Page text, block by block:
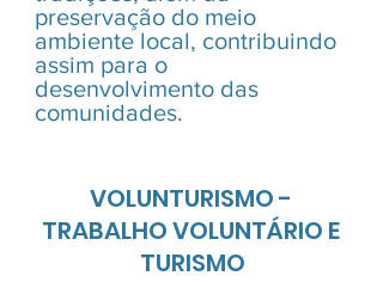
preservação do meio
ambiente local, contribuindo
assim para o
desenvolvimento das
comunidades.
VOLUNTURISMO -
TRABALHO VOLUNTÁRIO E
TURISMO